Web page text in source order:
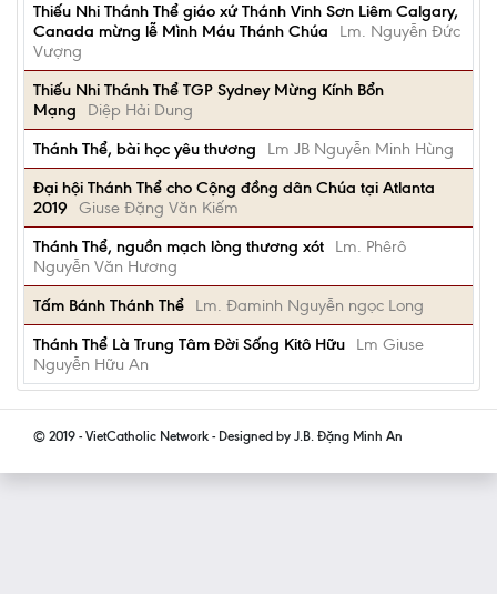
Thiếu Nhi Thánh Thể giáo xứ Thánh Vinh Sơn Liêm Calgary,
Canada mừng lễ Mình Máu Thánh Chúa
Lm. Nguyễn Đức
Vượng
Thiếu Nhi Thánh Thể TGP Sydney Mừng Kính Bổn
Mạng
Diệp Hải Dung
Thánh Thể, bài học yêu thương
Lm JB Nguyễn Minh Hùng
Đại hội Thánh Thể cho Cộng đồng dân Chúa tại Atlanta
2019
Giuse Đặng Văn Kiếm
Thánh Thể, nguồn mạch lòng thương xót
Lm. Phêrô
Nguyễn Văn Hương
Tấm Bánh Thánh Thể
Lm. Đaminh Nguyễn ngọc Long
Thánh Thể Là Trung Tâm Đời Sống Kitô Hữu
Lm Giuse
Nguyễn Hữu An
© 2019 - VietCatholic Network - Designed by J.B. Đặng Minh An